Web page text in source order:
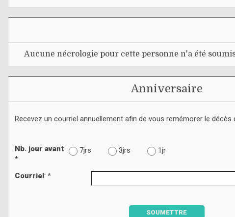
Aucune nécrologie pour cette personne n'a été
Anniversaire
Recevez un courriel annuellement afin de vous remémorer le décès
Nb. jour avant
*
7jrs 3jrs 1jr
Courriel: *
SOUMETTRE